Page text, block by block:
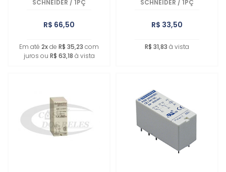
SCHNEIDER / 1PÇ
R$ 66,50
Em até 2xde R$ 35,23 com
juros ou R$ 63,18 à vista
SCHNEIDER / 1PÇ
R$ 33,50
R$ 31,83 à vista